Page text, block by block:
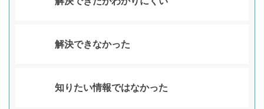
解決できなかった
知りたい情報ではなかった